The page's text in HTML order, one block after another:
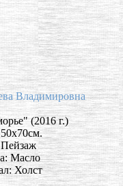
Владимировна
(2016 г.)
Масло
Холст